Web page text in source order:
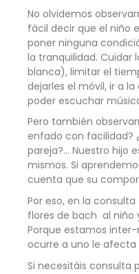
No olvidemos
fácil decir que el niño
poner ninguna
la tranquilidad. Cuidar
blanca), limitar el
dejarles el móvil, ir a
poder escuchar
Pero también
enfado con facilidad?
pareja?… Nuestro hijo
mismos. Si
cuenta que su
Por eso, en la
flores de bach al niño
Porque estamos
ocurre a uno le afecta
Si necesitáis consulta